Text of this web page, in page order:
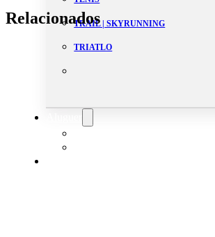
TRAIL | SKYRUNNING
TRIATLO
Relacionados